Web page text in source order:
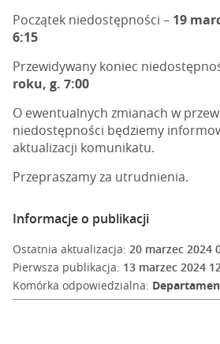
Początek niedostępności – 19
6:15
Przewidywany koniec
roku, g. 7:00
O ewentualnych zmianach w
niedostępności będziemy
aktualizacji komunikatu.
Przepraszamy za utrudnienia.
Informacje o publikacji
Ostatnia aktualizacja: 20 marzec 2024
Pierwsza publikacja: 13 marzec 2024
Komórka odpowiedzialna: